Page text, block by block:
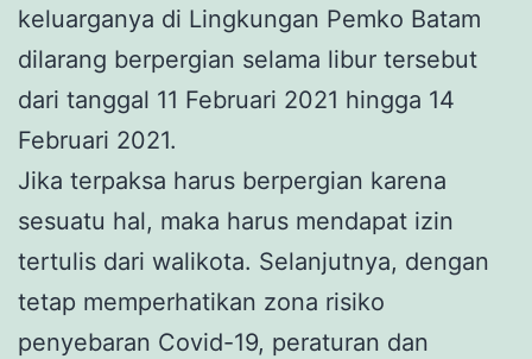
keluarganya di Lingkungan Pemko Batam
dilarang berpergian selama libur tersebut
dari tanggal 11 Februari 2021 hingga 14
Februari 2021.
Jika terpaksa harus berpergian karena
sesuatu hal, maka harus mendapat izin
tertulis dari walikota. Selanjutnya, dengan
tetap memperhatikan zona risiko
penyebaran Covid-19, peraturan dan